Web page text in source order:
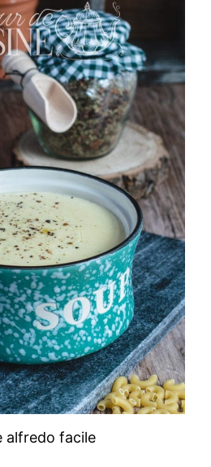
alfredo facile